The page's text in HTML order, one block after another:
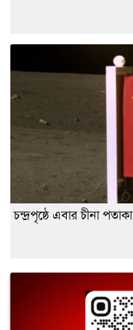
চন্দ্রপৃষ্ঠে এবার চীনা পতাকা